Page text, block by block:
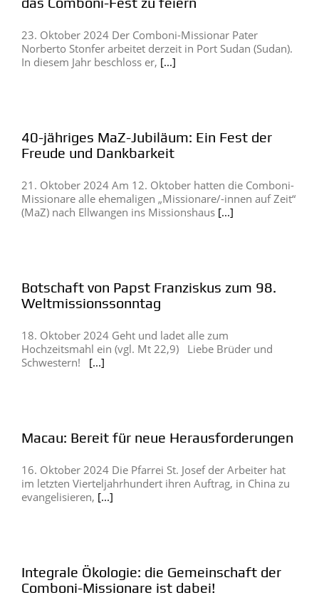
23. Oktober 2024 Der Comboni-Missionar Pater
Norberto Stonfer arbeitet derzeit in Port Sudan (Sudan).
In diesem Jahr beschloss er, [...]
40-jähriges MaZ-Jubiläum: Ein Fest der
Freude und Dankbarkeit
21. Oktober 2024 Am 12. Oktober hatten die Comboni-
Missionare alle ehemaligen „Missionare/-innen auf Zeit“
(MaZ) nach Ellwangen ins Missionshaus [...]
Botschaft von Papst Franziskus zum 98.
Weltmissionssonntag
18. Oktober 2024 Geht und ladet alle zum
Hochzeitsmahl ein (vgl. Mt 22,9) Liebe Brüder und
Schwestern! [...]
Macau: Bereit für neue Herausforderungen
16. Oktober 2024 Die Pfarrei St. Josef der Arbeiter hat
im letzten Vierteljahrhundert ihren Auftrag, in China zu
evangelisieren, [...]
Integrale Ökologie: die Gemeinschaft der
Comboni-Missionare ist dabei!